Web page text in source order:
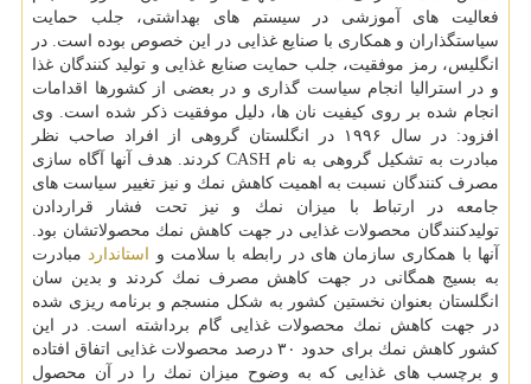
فعالیت های آموزشی در سیستم های بهداشتی، جلب حمایت
سیاستگذاران و همكاری با صنایع غذایی در این خصوص بوده است. در
انگلیس، رمز موفقیت، جلب حمایت صنایع غذایی و تولید كنندگان غذا
و در استرالیا انجام سیاست گذاری و در بعضی از كشورها اقدامات
انجام شده بر روی كیفیت نان ها، دلیل موفقیت ذكر شده است. وی
افزود: در سال ۱۹۹۶ در انگلستان گروهی از افراد صاحب نظر
مبادرت به تشكیل گروهی به نام CASH كردند. هدف آنها آگاه سازی
مصرف كنندگان نسبت به اهمیت كاهش نمك و نیز تغییر سیاست های
جامعه در ارتباط با میزان نمك و نیز تحت فشار قراردادن
تولیدكنندگان محصولات غذایی در جهت كاهش نمك محصولاتشان بود.
آنها با همكاری سازمان های در رابطه با سلامت و
استاندارد مبادرت
به بسیج همگانی در جهت كاهش مصرف نمك كردند و بدین سان
انگلستان بعنوان نخستین كشور به شكل منسجم و برنامه ریزی شده
در جهت كاهش نمك محصولات غذایی گام برداشته است. در این
كشور كاهش نمك برای حدود ۳۰ درصد محصولات غذایی اتفاق افتاده
و برچسب های غذایی كه به وضوح میزان نمك را در آن محصول